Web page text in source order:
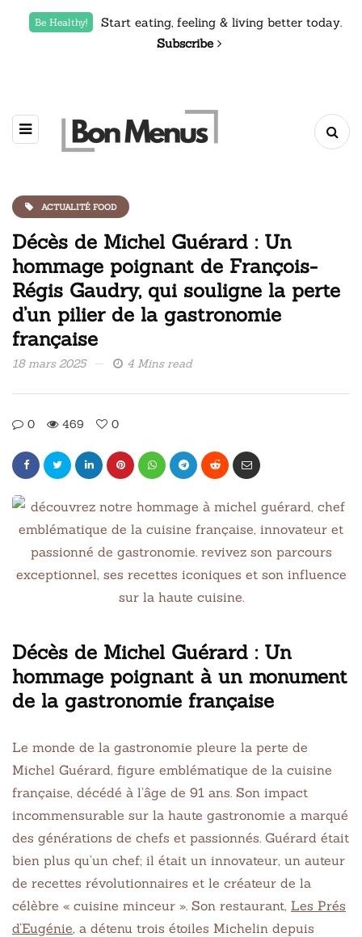
Be Healthy!
Start eating, feeling & living better today.
Subscribe
ACTUALITÉ FOOD
Décès de Michel Guérard : Un
hommage poignant de François-
Régis Gaudry, qui souligne la perte
d’un pilier de la gastronomie
française
18 mars 2025 4 Mins read
0 469 0
Décès de Michel Guérard : Un
hommage poignant à un monument
de la gastronomie française
Le monde de la gastronomie pleure la perte de
Michel Guérard, figure emblématique de la cuisine
française, décédé à l’âge de 91 ans. Son impact
incommensurable sur la haute gastronomie a marqué
des générations de chefs et passionnés. Guérard était
bien plus qu’un chef; il était un innovateur, un auteur
de recettes révolutionnaires et le créateur de la
célèbre « cuisine minceur ». Son restaurant, Les Prés
d’Eugénie, a détenu trois étoiles Michelin depuis